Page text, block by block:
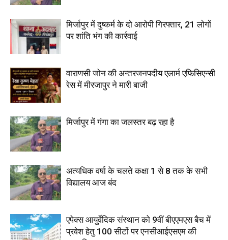
मिर्जापुर में दुष्कर्म के दो आरोपी गिरफ्तार, 21 लोगों
पर शांति भंग की कार्रवाई
वाराणसी जोन की अन्तरजनपदीय एलार्म एफिसिएन्सी
रेस में मीरजापुर ने मारी बाजी
मिर्जापुर में गंगा का जलस्तर बढ़ रहा है
अत्यधिक वर्षा के चलते कक्षा 1 से 8 तक के सभी
विद्यालय आज बंद
एपेक्स आयुर्वेदिक संस्थान को 9वीं बीएएमएस बैच में
प्रवेश हेतु 100 सीटों पर एनसीआईएसएम की